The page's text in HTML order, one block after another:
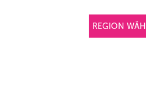
REGION